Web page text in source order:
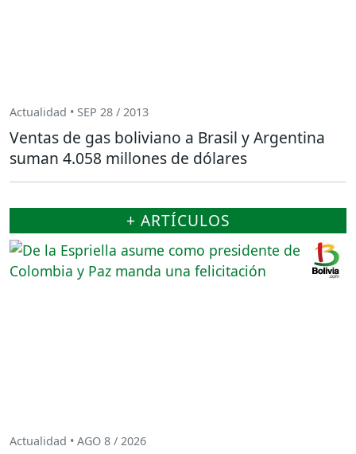
Actualidad • SEP 28 / 2013
Ventas de gas boliviano a Brasil y Argentina
suman 4.058 millones de dólares
+ ARTÍCULOS
Actualidad • AGO 8 / 2026